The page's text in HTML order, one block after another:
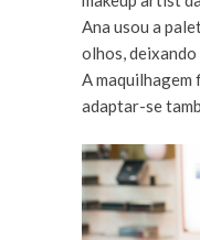
Ana usou a
olhos,
A maquilhagem
adaptar-se